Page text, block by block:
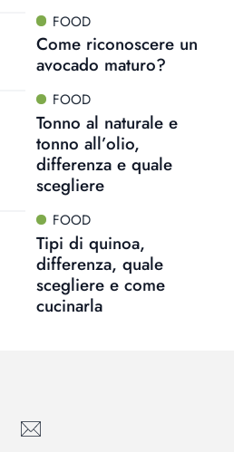
FOOD
Come riconoscere un
avocado maturo?
FOOD
Tonno al naturale e
tonno all’olio,
differenza e quale
scegliere
FOOD
Tipi di quinoa,
differenza, quale
scegliere e come
cucinarla